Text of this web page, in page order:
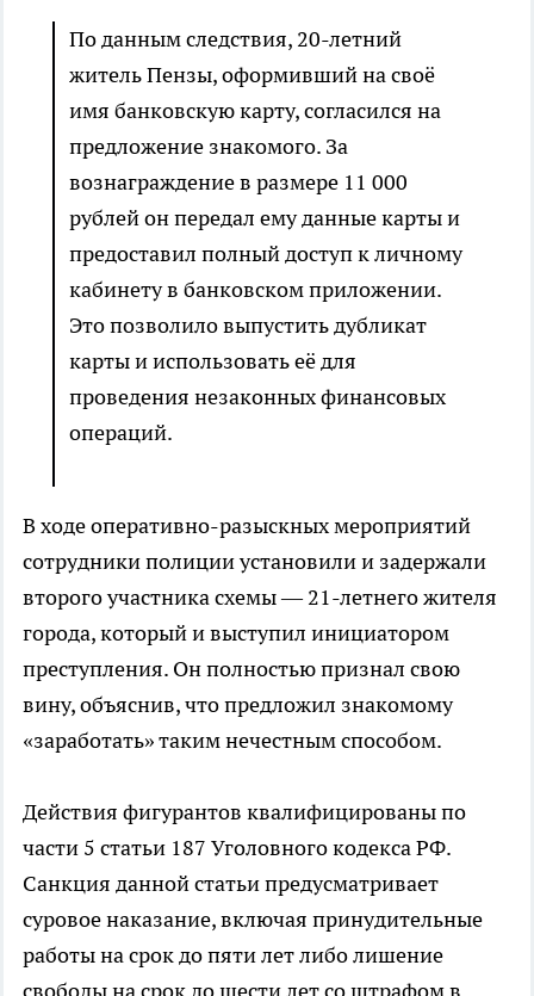
По данным следствия, 20-летний
житель Пензы, оформивший на своё
имя банковскую карту, согласился на
предложение знакомого. За
вознаграждение в размере 11 000
рублей он передал ему данные карты и
предоставил полный доступ к личному
кабинету в банковском приложении.
Это позволило выпустить дубликат
карты и использовать её для
проведения незаконных финансовых
операций.
В ходе оперативно-разыскных мероприятий
сотрудники полиции установили и задержали
второго участника схемы — 21-летнего жителя
города, который и выступил инициатором
преступления. Он полностью признал свою
вину, объяснив, что предложил знакомому
«заработать» таким нечестным способом.
Действия фигурантов квалифицированы по
части 5 статьи 187 Уголовного кодекса РФ.
Санкция данной статьи предусматривает
суровое наказание, включая принудительные
работы на срок до пяти лет либо лишение